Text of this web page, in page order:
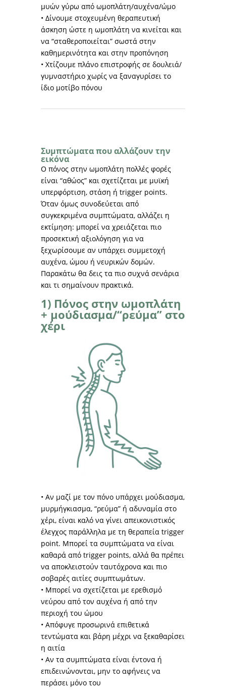
μυών γύρω από ωμοπλάτη/αυχένα/ώμο
• Δίνουμε στοχευμένη θεραπευτική
άσκηση ώστε η ωμοπλάτη να κινείται και
να “σταθεροποιείται” σωστά στην
καθημερινότητα και στην προπόνηση
• Χτίζουμε πλάνο επιστροφής σε δουλειά/
γυμναστήριο χωρίς να ξαναγυρίσει το
ίδιο μοτίβο πόνου
Συμπτώματα που αλλάζουν την
εικόνα
Ο πόνος στην ωμοπλάτη πολλές φορές
είναι “αθώος” και σχετίζεται με μυϊκή
υπερφόρτιση, στάση ή trigger points.
Όταν όμως συνοδεύεται από
συγκεκριμένα συμπτώματα, αλλάζει η
εκτίμηση: μπορεί να χρειάζεται πιο
προσεκτική αξιολόγηση για να
ξεχωρίσουμε αν υπάρχει συμμετοχή
αυχένα, ώμου ή νευρικών δομών.
Παρακάτω θα δεις τα πιο συχνά σενάρια
και τι σημαίνουν πρακτικά.
1) Πόνος στην ωμοπλάτη
+ μούδιασμα/“ρεύμα” στο
χέρι
• Αν μαζί με τον πόνο υπάρχει μούδιασμα,
μυρμήγκιασμα, “ρεύμα” ή αδυναμία στο
χέρι, είναι καλό να γίνει απεικονιστικός
έλεγχος παράλληλα με τη θεραπεία trigger
point. Mπορεί τα συμπτώματα να είναι
καθαρά από trigger points, αλλά θα πρέπει
να αποκλειστούν ταυτόχρονα και πιο
σοβαρές αιτίες συμπτωμάτων.
• Μπορεί να σχετίζεται με ερεθισμό
νεύρου από τον αυχένα ή από την
περιοχή του ώμου
• Απόφυγε προσωρινά επιθετικά
τεντώματα και βάρη μέχρι να ξεκαθαρίσει
η αιτία
• Αν τα συμπτώματα είναι έντονα ή
επιδεινώνονται, μην το αφήνεις να
περάσει μόνο του